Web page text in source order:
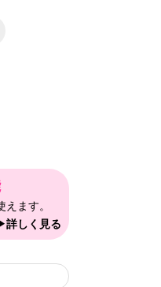
ます。
詳しく見る